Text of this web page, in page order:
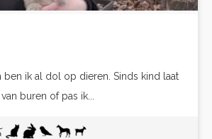
ben ik al dol op dieren. Sinds kind laat
buren of pas ik...